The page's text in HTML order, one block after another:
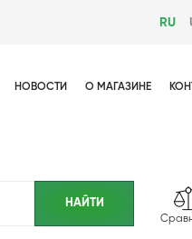
RU
НОВОСТИ О МАГАЗИНЕ